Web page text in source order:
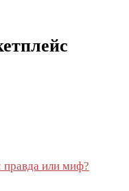
правда или миф?